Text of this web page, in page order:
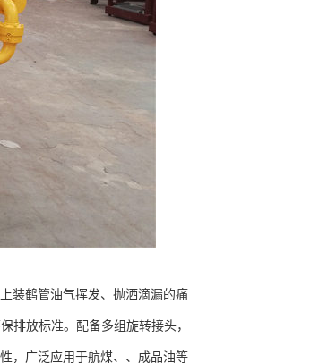
装鹤管油气挥发、抛洒滴漏的痛
排放标准。配备多组旋转接头，
，广泛应用于航煤、、成品油等